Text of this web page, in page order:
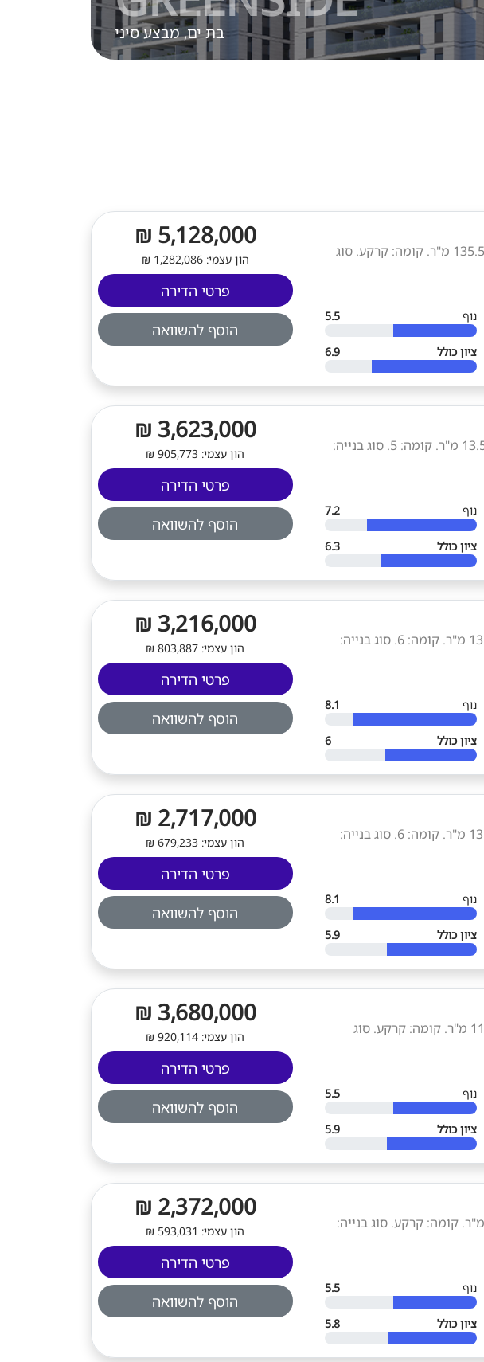
בת ים, מבצע סיני
סוג הנכס: דירת גן. חדרים: 5. שטח בנוי: 119.6 מ"ר. גודל הגינה: 135.5 מ"ר. קומה: קרקע. סוג
נוף 5.5
ציון כולל 6.9
5,128,000 ₪
הון עצמי: 1,282,086 ₪
פרטי הדירה
הוסף להשוואה
סוג הנכס: דירה. חדרים: 5. שטח בנוי: 107.5 מ"ר. גודל מרפסת: 13.5 מ"ר. קומה: 5. סוג בנייה:
נוף 7.2
ציון כולל 6.3
3,623,000 ₪
הון עצמי: 905,773 ₪
פרטי הדירה
הוסף להשוואה
סוג הנכס: דירה. חדרים: 4. שטח בנוי: 93.5 מ"ר. גודל מרפסת: 13.5 מ"ר. קומה: 6. סוג בנייה:
נוף 8.1
ציון כולל 6
3,216,000 ₪
הון עצמי: 803,887 ₪
פרטי הדירה
הוסף להשוואה
סוג הנכס: דירה. חדרים: 3. שטח בנוי: 75.5 מ"ר. גודל מרפסת: 13.5 מ"ר. קומה: 6. סוג בנייה:
נוף 8.1
ציון כולל 5.9
2,717,000 ₪
הון עצמי: 679,233 ₪
פרטי הדירה
הוסף להשוואה
סוג הנכס: דירת גן. חדרים: 4. שטח בנוי: 84.5 מ"ר. גודל הגינה: 110 מ"ר. קומה: קרקע. סוג
נוף 5.5
ציון כולל 5.9
3,680,000 ₪
הון עצמי: 920,114 ₪
פרטי הדירה
הוסף להשוואה
דירת גן. חדרים: 2. שטח בנוי: 49 מ"ר. גודל הגינה: 36 מ"ר. קומה: קרקע. סוג בנייה:
נוף 5.5
ציון כולל 5.8
2,372,000 ₪
הון עצמי: 593,031 ₪
פרטי הדירה
הוסף להשוואה